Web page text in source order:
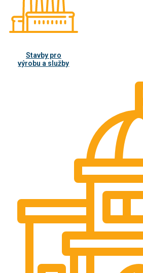
Stavby pro
výrobu a služby